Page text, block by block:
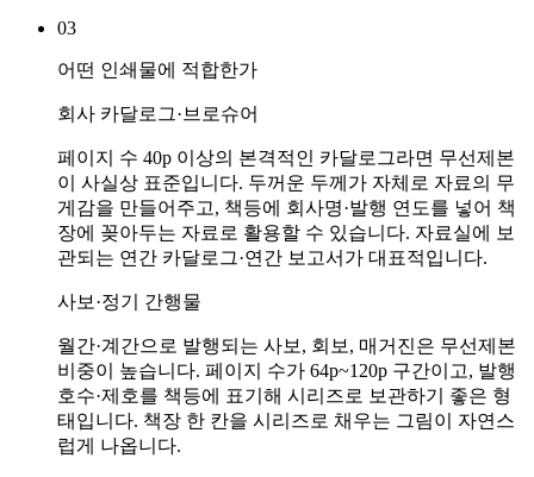
03
어떤 인쇄물에 적합한가
회사 카달로그·브로슈어
페이지 수 40p 이상의 본격적인 카달로그라면 무선제본
이 사실상 표준입니다. 두꺼운 두께가 자체로 자료의 무
게감을 만들어주고, 책등에 회사명·발행 연도를 넣어 책
장에 꽂아두는 자료로 활용할 수 있습니다. 자료실에 보
관되는 연간 카달로그·연간 보고서가 대표적입니다.
사보·정기 간행물
월간·계간으로 발행되는 사보, 회보, 매거진은 무선제본
비중이 높습니다. 페이지 수가 64p~120p 구간이고, 발행
호수·제호를 책등에 표기해 시리즈로 보관하기 좋은 형
태입니다. 책장 한 칸을 시리즈로 채우는 그림이 자연스
럽게 나옵니다.